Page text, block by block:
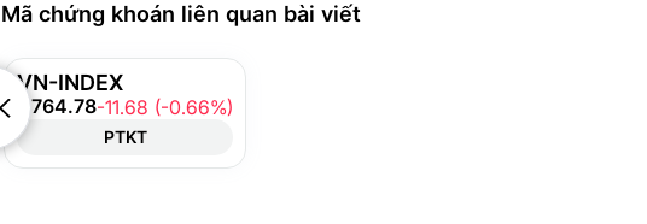
Mã chứng khoán liên quan bài viết
VN-INDEX
1,764.78-11.68 (-0.66%)
PTKT